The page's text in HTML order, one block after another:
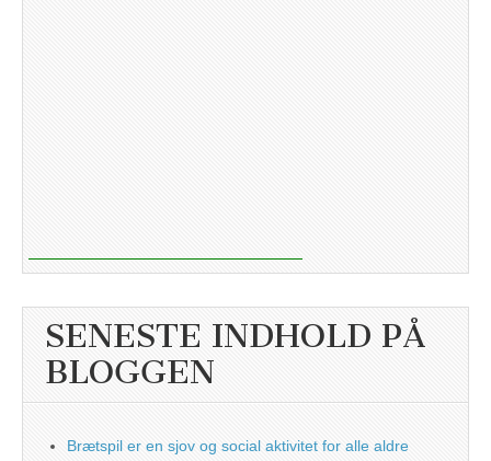
SENESTE INDHOLD PÅ
BLOGGEN
Brætspil er en sjov og social aktivitet for alle aldre